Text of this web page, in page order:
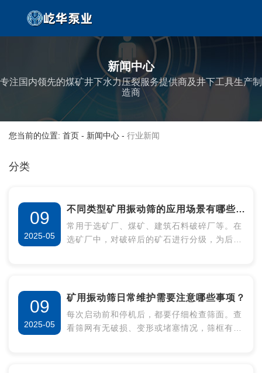
新闻中心
专注国内领先的煤矿井下水力压裂服务提供商及井下工具生产制
造商
您当前的位置: 首页 - 新闻中心 - 行业新闻
分类
09
2025-05
不同类型矿用振动筛的应用场景有哪些区
别？
常用于选矿厂、煤矿、建筑石料破碎厂等。在
选矿厂中，对破碎后的矿石进行分级，为后续
09
2025-05
矿用振动筛日常维护需要注意哪些事项？
每次启动前和停机后，都要仔细检查筛面。查
看筛网有无破损、变形或堵塞情况，筛框有无